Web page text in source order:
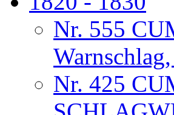
Nr. 555
Nr. 425